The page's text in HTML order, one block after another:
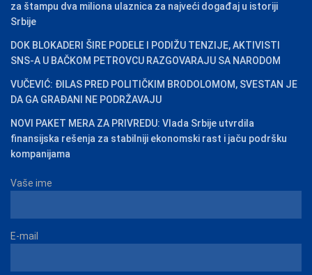
za štampu dva miliona ulaznica za najveći događaj u istoriji
Srbije
DOK BLOKADERI ŠIRE PODELE I PODIŽU TENZIJE, AKTIVISTI
SNS-A U BAČKOM PETROVCU RAZGOVARAJU SA NARODOM
VUČEVIĆ: ĐILAS PRED POLITIČKIM BRODOLOMOM, SVESTAN JE
DA GA GRAĐANI NE PODRŽAVAJU
NOVI PAKET MERA ZA PRIVREDU: Vlada Srbije utvrdila
finansijska rešenja za stabilniji ekonomski rast i jaču podršku
kompanijama
Vaše ime
E-mail